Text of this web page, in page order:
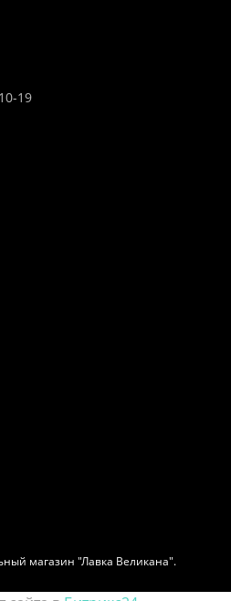
19
магазин "Лавка Великана".